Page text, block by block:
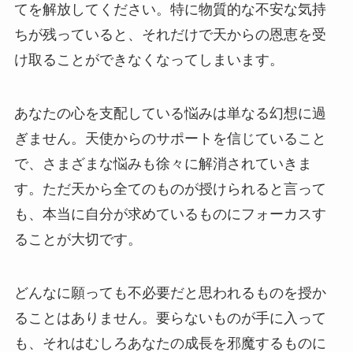
てを解放してください。特に物質的な不安な気持
ちが残っていると、それだけで天からの恩恵を受
け取ることができなくなってしまいます。
あなたの心を支配している悩みは単なる幻想に過
ぎません。天使からのサポートを信じていること
で、さまざまな悩みも徐々に解消されていきま
す。ただ天から全てのものが授けられると言って
も、本当に自分が求めているものにフォーカスす
ることが大切です。
どんなに願っても不必要だと思われるものを授か
ることはありません。要らないものが手に入って
も、それはむしろあなたの成長を邪魔するものに